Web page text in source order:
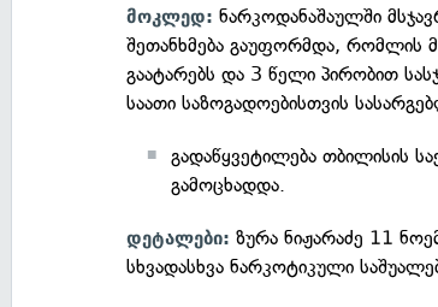
მოკლედ: ნარკოდანაშაულში
შეთანხმება გაუფორმდა, რომლის
გაატარებს და 3 წელი პირობით
საათი საზოგადოებისთვის
გადაწყვეტილება თბილისის
გამოცხადდა.
დეტალები: ზურა ნიჟარაძე 11
სხვადასხვა ნარკოტიკული